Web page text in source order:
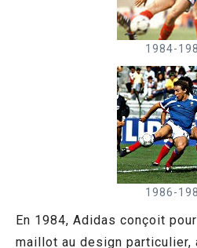
1984-
1986-
En 1984, Adidas conçoit
maillot au design particulier,